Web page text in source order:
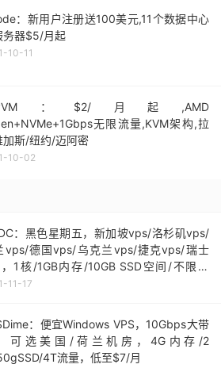
：新用户注册送100美元,11个数据中心
务器$5/月起
10-11
：$2/月起,AMD
无限流量,KVM架构,拉
加斯/纽约/迈阿密
10-02
：黑色星期五，新加坡vps/洛杉矶vps/
vps/德国vps/乌克兰vps/捷克vps/瑞士
1核/1GB内存/10GB SSD空间/不限流
端口，€16.49/年
11-17
：便宜Windows VPS，10Gbps大带
可选美国/荷兰机房，4G内存/2
4T流量，低至$7/月